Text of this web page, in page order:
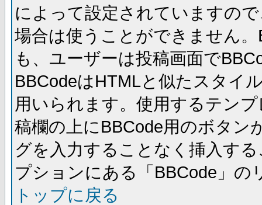
によって設定されていますの
場合は使うことができません
も、ユーザーは投稿画面で
BBCodeはHTMLと似たスタイ
用いられます。使用するテン
稿欄の上にBBCode用のボタン
グを入力することなく挿入す
プションにある「BBCode」
トップに戻る